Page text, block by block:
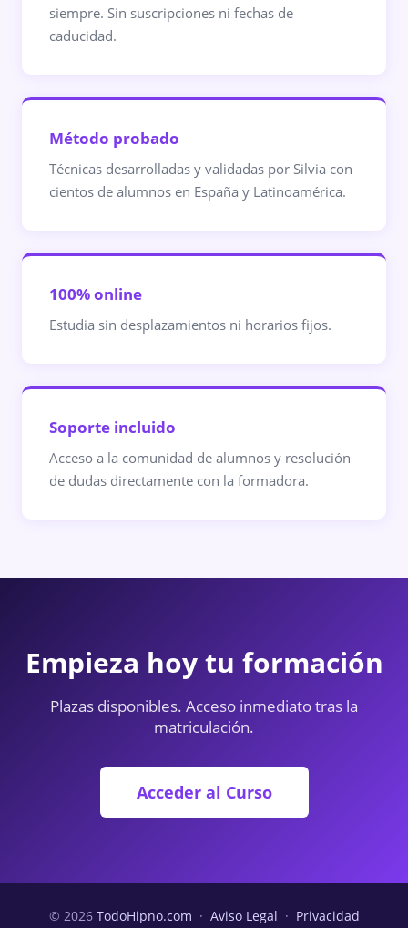
siempre. Sin suscripciones ni fechas de
caducidad.
Método probado
Técnicas desarrolladas y validadas por Silvia con
cientos de alumnos en España y Latinoamérica.
100% online
Estudia sin desplazamientos ni horarios fijos.
Soporte incluido
Acceso a la comunidad de alumnos y resolución
de dudas directamente con la formadora.
Empieza hoy tu formación
Plazas disponibles. Acceso inmediato tras la
matriculación.
Acceder al Curso
© 2026 TodoHipno.com · Aviso Legal · Privacidad